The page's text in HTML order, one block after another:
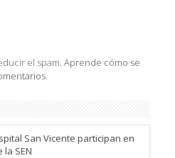
el spam. Aprende cómo se
.
San Vicente participan en
la SEN